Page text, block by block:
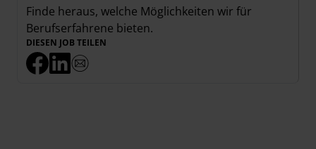
Finde heraus, welche Möglichkeiten wir für
Berufserfahrene bieten.
DIESEN JOB TEILEN